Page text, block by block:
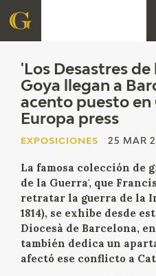
FUNDACIÓN
QUIENES SOMOS
ACCIÓN CORPORATIVA
SEDE
CONTACTO
'Los Desastres de
Goya llegan a
acento puesto en
Europa press
EXPOSICIONES 25 MAR
La famosa colección de
de la Guerra', que
retratar la guerra de la
1814), se exhibe desde
Diocesà de Barcelona,
también dedica un
afectó ese conflicto a